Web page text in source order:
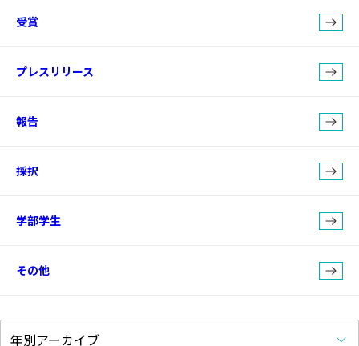
受賞
プレスリリース
報告
採択
学部学生
その他